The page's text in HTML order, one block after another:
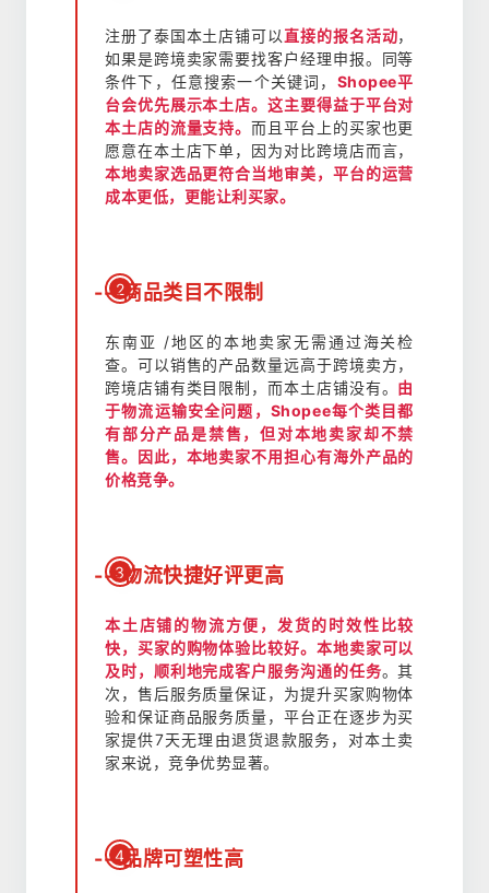
注册了泰国本土店铺可以 直接的报名活动，
如果是跨境卖家需要找客户经理申报。同等
条件下，任意搜索一个关键词， Shopee平
台会优先展示本土店。这主要得益于平台对
本土店的流量支持。而且平台上的买家也更
愿意在本土店下单，因为对比跨境店而言，
本地卖家选品更符合当地审美，平台的运营
成本更低，更能让利买家。
2
---商品类目不限制
东南亚 /地区的本地卖家无需通过海关检
查。可以销售的产品数量远高于跨境卖方，
跨境店铺有类目限制，而本土店铺没有。 由
于物流运输安全问题，Shopee每个类目都
有部分产品是禁售，但对本地卖家却不禁
售。因此，本地卖家不用担心有海外产品的
价格竞争。
3
---物流快捷好评更高
本土店铺的物流方便，发货的时效性比较
快，买家的购物体验比较好。本地卖家可以
及时，顺利地完成客户服务沟通的任务。其
次，售后服务质量保证，为提升买家购物体
验和保证商品服务质量，平台正在逐步为买
家提供7天无理由退货退款服务，对本土卖
家来说，竞争优势显著。
4
---品牌可塑性高